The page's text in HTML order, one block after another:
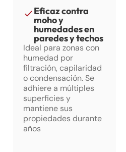
Eficaz contra
moho y
humedades en
paredes y techos
Ideal para zonas con
humedad por
filtración, capilaridad
o condensación. Se
adhiere a múltiples
superficies y
mantiene sus
propiedades durante
años